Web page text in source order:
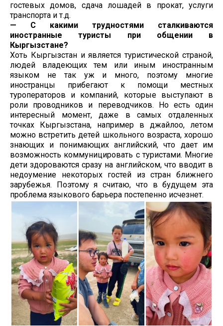
гостевых домов, сдача лошадей в прокат, услуги
транспорта и т.д.
— С какими трудностями сталкиваются
иностранные туристы при общении в
Кыргызстане?
Хоть Кыргызстан и является туристической страной,
людей владеющих тем или иным иностранным
языком не так уж и много, поэтому многие
иностранцы прибегают к помощи местных
туроператоров и компаний, которые выступают в
роли проводников и переводчиков. Но есть один
интересный момент, даже в самых отдаленных
точках Кыргызстана, например в джайлоо, летом
можно встретить детей школьного возраста, хорошо
знающих и понимающих английский, что дает им
возможность коммуницировать с туристами. Многие
дети здороваются сразу на английском, что вводит в
недоумение некоторых гостей из стран ближнего
зарубежья. Поэтому я считаю, что в будущем эта
проблема языкового барьера постепенно исчезнет.